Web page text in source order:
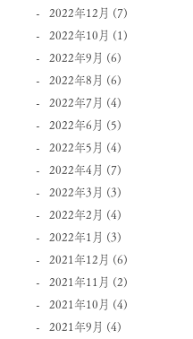
2022年12月 (7)
2022年10月 (1)
2022年9月 (6)
2022年8月 (6)
2022年7月 (4)
2022年6月 (5)
2022年5月 (4)
2022年4月 (7)
2022年3月 (3)
2022年2月 (4)
2022年1月 (3)
2021年12月 (6)
2021年11月 (2)
2021年10月 (4)
2021年9月 (4)